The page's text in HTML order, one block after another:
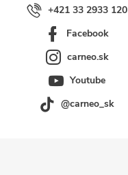
+421 33 2933 120
Facebook
carneo.sk
Youtube
@carneo_sk